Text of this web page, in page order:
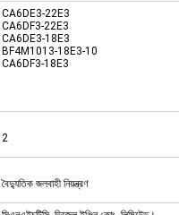
CA6DE3-22E3
CA6DF3-22E3
CA6DE3-18E3
BF4M1013-18E3-10
CA6DF3-18E3
2
বৈদ্যুতিক জলবাহী নিয়ন্ত্রণ